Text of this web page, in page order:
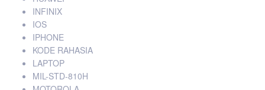
INFINIX
IOS
IPHONE
KODE RAHASIA
LAPTOP
MIL-STD-810H